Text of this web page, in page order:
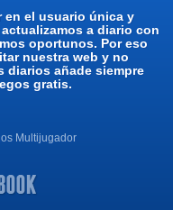
en el usuario única y
a diario con
oportunos. Por eso
nuestra web y no
diarios añade siempre
gratis.
Multijugador